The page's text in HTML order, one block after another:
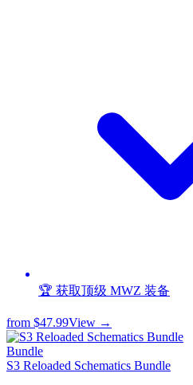
🏆 获取顶级 MWZ 装备
from $47.99View →
Bundle
S3 Reloaded Schematics Bundle